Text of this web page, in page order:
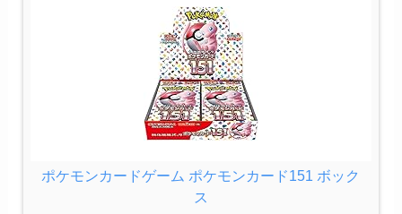
ポケモンカードゲーム ポケモンカード151 ボック
ス